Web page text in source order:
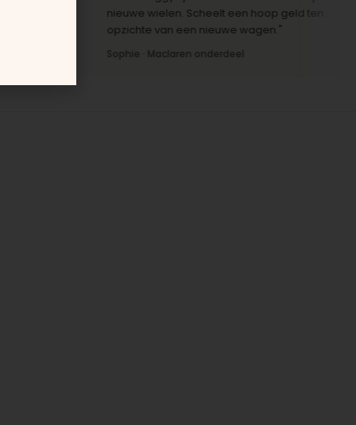
nieuwe wielen. Scheelt een hoop geld ten
opzichte van een nieuwe wagen."
Sophie · Maclaren onderdeel